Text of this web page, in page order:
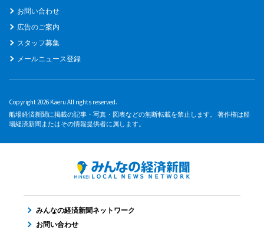
お問い合わせ
広告のご案内
スタッフ募集
メールニュース登録
Copyright 2026 Kaeru All rights reserved.
船場経済新聞に掲載の記事・写真・図表などの無断転載を禁止します。 著作権は船
場経済新聞またはその情報提供者に属します。
みんなの経済新聞ネットワーク
お問い合わせ